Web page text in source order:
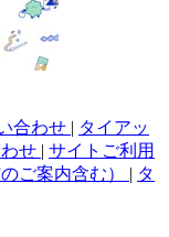
合わせ | タイアッ
せ | サイトご利用
ご案内含む） | タ